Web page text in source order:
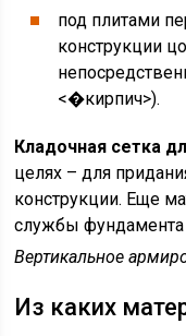
под плитами
конструкции
<�кирпич>).
Кладочная сетка
целях – для
конструкции. Еще
службы фундамента
Вертикальное
Из каких